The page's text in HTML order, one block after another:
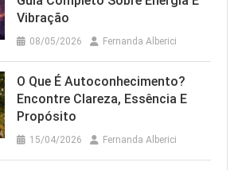
Vibração
08/05/2026 Fernanda Alberici
O Que É Autoconhecimento?
Encontre Clareza, Essência E
Propósito
15/04/2026 Fernanda Alberici